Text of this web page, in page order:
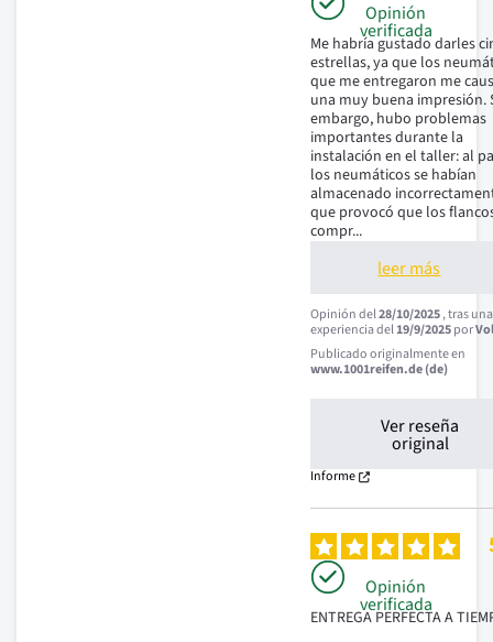
Opinión
verificada
Me habría gustado darles
estrellas, ya que los
que me entregaron me
una muy buena impresión.
embargo, hubo problemas
importantes durante la
instalación en el taller: al
los neumáticos se habían
almacenado
que provocó que los
compr...
leer más
Opinión del28/10/2025, tras una
experiencia del19/9/2025por
Publicado originalmente en
www.1001reifen.de (de)
Ver reseña
original
Informe
Opinión
verificada
ENTREGA PERFECTA A